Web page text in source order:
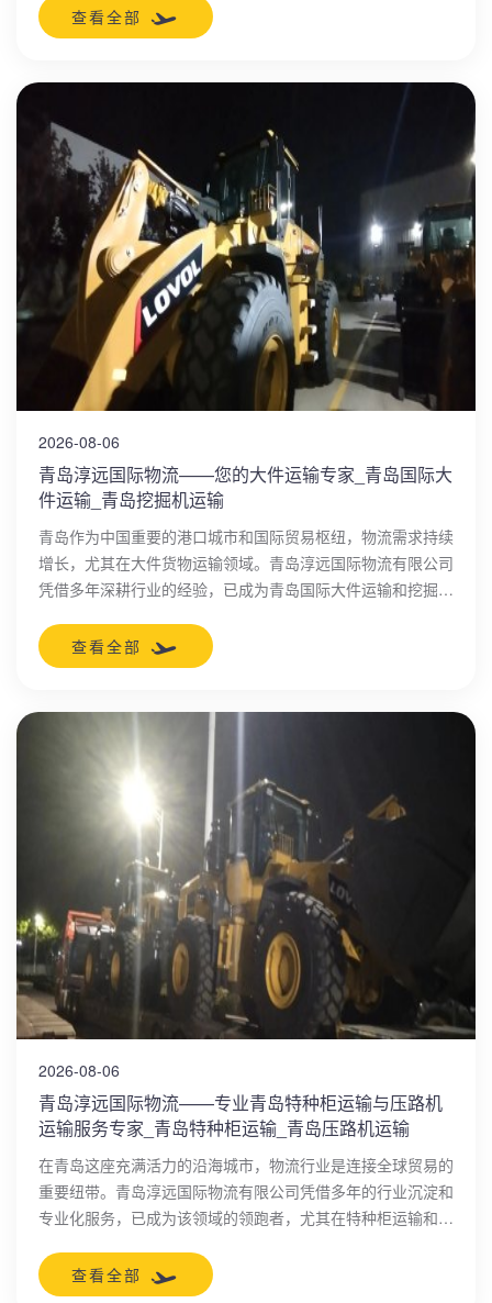
国内外客户提供一站式物流解决方案，确保货物安全、高效地
抵达目的地，助力企业拓展全球市场。
查看全部
2026-08-06
青岛淳远国际物流——您的大件运输专家_青岛国际大
件运输_青岛挖掘机运输
青岛作为中国重要的港口城市和国际贸易枢纽，物流需求持续
增长，尤其在大件货物运输领域。青岛淳远国际物流有限公司
凭借多年深耕行业的经验，已成为青岛国际大件运输和挖掘机
外客户提供一站式物流解决方案，助力企业全球化发展。
查看全部
2026-08-06
青岛淳远国际物流——专业青岛特种柜运输与压路机
运输服务专家_青岛特种柜运输_青岛压路机运输
在青岛这座充满活力的沿海城市，物流行业是连接全球贸易的
重要纽带。青岛淳远国际物流有限公司凭借多年的行业沉淀和
专业化服务，已成为该领域的领跑者，尤其在特种柜运输和压
查看全部